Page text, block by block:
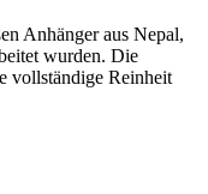
Anhänger aus Nepal,
wurden. Die
vollständige Reinheit